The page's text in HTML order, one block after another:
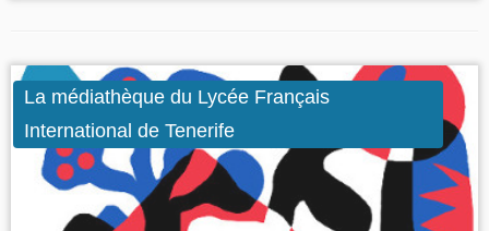
La médiathèque du Lycée Français
International de Tenerife